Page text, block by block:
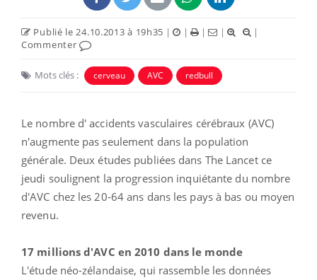
Publié le 24.10.2013 à 19h35 | | | |
|
Commenter
Mots clés : cerveau AVC redbull
Le nombre d' accidents vasculaires cérébraux (AVC)
n'augmente pas seulement dans la population
générale. Deux études publiées dans The Lancet ce
jeudi soulignent la progression inquiétante du nombre
d'AVC chez les 20-64 ans dans les pays à bas ou moyen
revenu.
17 millions d'AVC en 2010 dans le monde
L'étude néo-zélandaise, qui rassemble les données